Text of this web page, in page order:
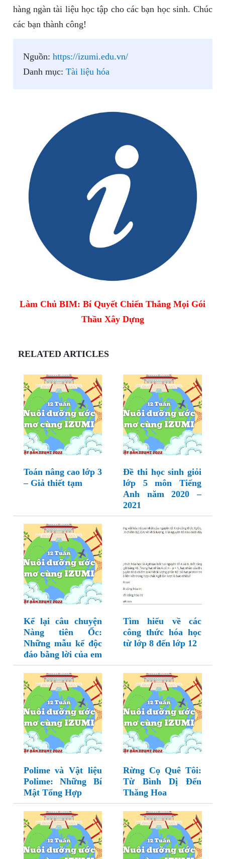
hàng ngàn tài liệu học tập cho các bạn học sinh. Chúc
các bạn thành công!
Nguồn: https://izumi.edu.vn/
Danh mục: Tài liệu hóa
Làm Chủ BIM: Bí Quyết Chiến Thắng Mọi Gói
Thầu Xây Dựng
RELATED ARTICLES
Toán nâng cao lớp 3
– Giả thiết tạm
Đề thi học sinh giỏi
lớp 5 môn Tiếng
Anh năm 2020 –
2021
Kể lại câu chuyện
Nàng tiên Ốc:
Những mẫu kể độc
đáo bằng lời của em
Tìm hiểu về các
công thức hóa học
từ lớp 8 đến lớp 12
Polime và Vật liệu
Polime: Những Bí
Mật Tổng Hợp
Rừng Cọ Quê Tôi:
Từ Bình Dị Đến
Thăng Hoa